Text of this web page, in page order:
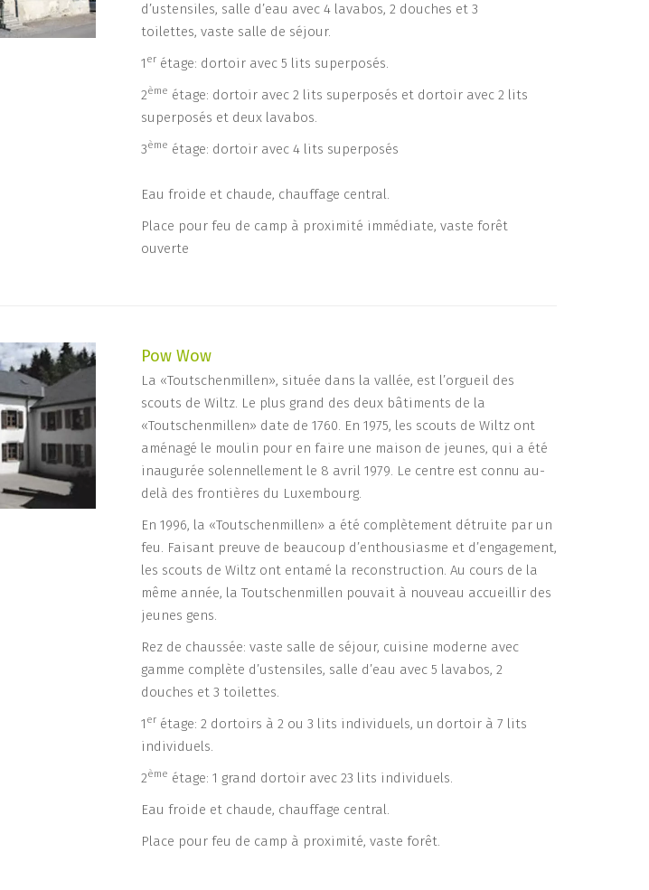
d’ustensiles, salle d’eau avec 4 lavabos, 2 douches et 3
toilettes, vaste salle de séjour.
1 er étage: dortoir avec 5 lits superposés.
2ème étage: dortoir avec 2 lits superposés et dortoir avec 2 lits
superposés et deux lavabos.
3ème étage: dortoir avec 4 lits superposés
Eau froide et chaude, chauffage central.
Place pour feu de camp à proximité immédiate, vaste forêt
ouverte
Pow Wow
La «Toutschenmillen», située dans la vallée, est l’orgueil des
scouts de Wiltz. Le plus grand des deux bâtiments de la
«Toutschenmillen» date de 1760. En 1975, les scouts de Wiltz ont
aménagé le moulin pour en faire une maison de jeunes, qui a été
inaugurée solennellement le 8 avril 1979. Le centre est connu au-
delà des frontières du Luxembourg.
En 1996, la «Toutschenmillen» a été complètement détruite par un
feu. Faisant preuve de beaucoup d’enthousiasme et d’engagement,
les scouts de Wiltz ont entamé la reconstruction. Au cours de la
même année, la Toutschenmillen pouvait à nouveau accueillir des
jeunes gens.
Rez de chaussée: vaste salle de séjour, cuisine moderne avec
gamme complète d’ustensiles, salle d’eau avec 5 lavabos, 2
douches et 3 toilettes.
1 er étage: 2 dortoirs à 2 ou 3 lits individuels, un dortoir à 7 lits
individuels.
2ème étage: 1 grand dortoir avec 23 lits individuels.
Eau froide et chaude, chauffage central.
Place pour feu de camp à proximité, vaste forêt.